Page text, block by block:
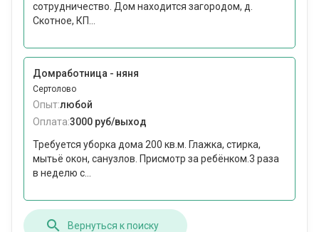
сотрудничество. Дом находится загородом, д.
Скотное, КП...
Домработница - няня
Сертолово
Опыт:любой
Оплата:3000 руб/выход
Требуется уборка дома 200 кв.м. Глажка, стирка,
мытьё окон, санузлов. Присмотр за ребёнком.3 раза
в неделю с...
Вернуться к поиску